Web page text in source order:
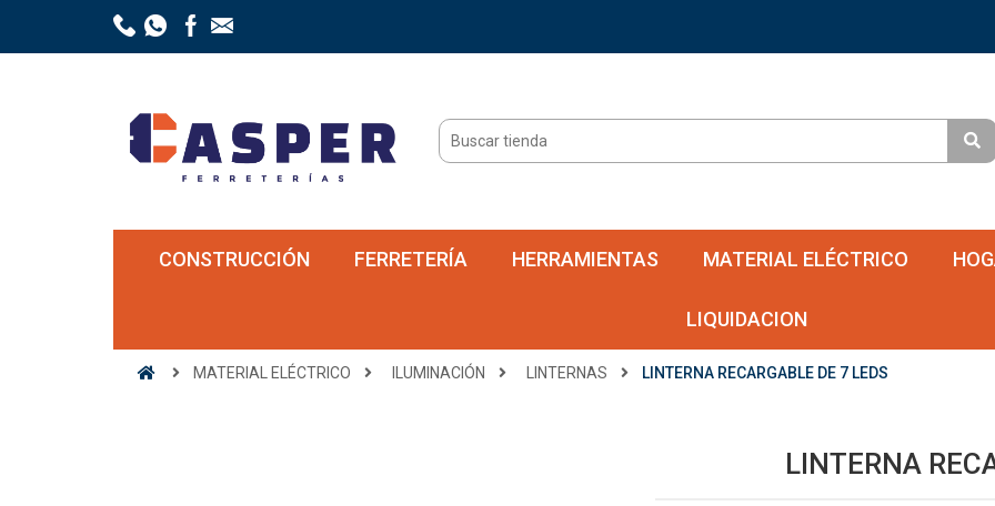
CONSTRUCCIÓN FERRETERÍA HERRAMIENTAS MATERIAL ELÉCTRICO
LIQUIDACION
MATERIAL ELÉCTRICO ILUMINACIÓN LINTERNAS LINTERNA RECARGABLE DE 7 LEDS
LINTERNA